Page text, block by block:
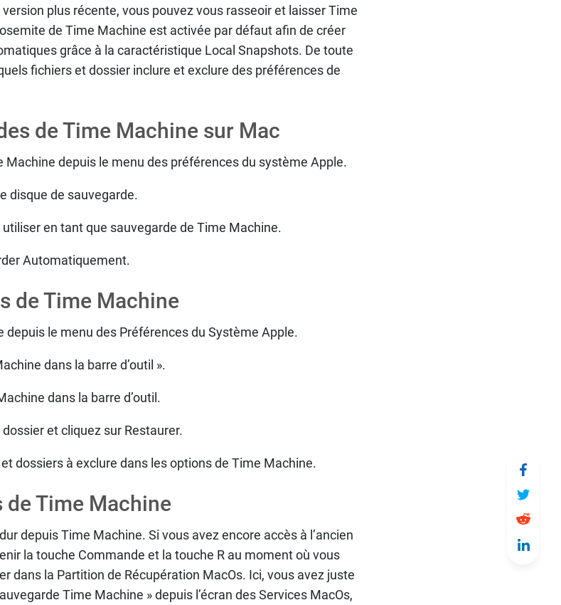
plus récente, vous pouvez vous rasseoir et laisser Time
de Time Machine est activée par défaut afin de créer
grâce à la caractéristique Local Snapshots. De toute
fichiers et dossier inclure et exclure des préférences de
de Time Machine sur Mac
Machine depuis le menu des préférences du système Apple.
disque de sauvegarde.
en tant que sauvegarde de Time Machine.
Automatiquement.
de Time Machine
depuis le menu des Préférences du Système Apple.
dans la barre d’outil ».
dans la barre d’outil.
et cliquez sur Restaurer.
dossiers à exclure dans les options de Time Machine.
de Time Machine
depuis Time Machine. Si vous avez encore accès à l’ancien
la touche Commande et la touche R au moment où vous
dans la Partition de Récupération MacOs. Ici, vous avez juste
Time Machine » depuis l’écran des Services MacOs,